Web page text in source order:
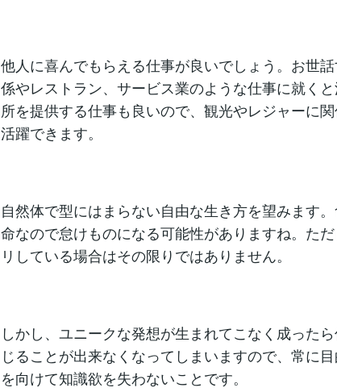
他人に喜んでもらえる仕事が良いでしょう。お世
係やレストラン、サービス業のような仕事に就く
所を提供する仕事も良いので、観光やレジャーに
活躍できます。
自然体で型にはまらない自由な生き方を望みます
命なので怠けものになる可能性がありますね。た
リしている場合はその限りではありません。
しかし、ユニークな発想が生まれてこなく成った
じることが出来なくなってしまいますので、常に
を向けて知識欲を失わないことです。